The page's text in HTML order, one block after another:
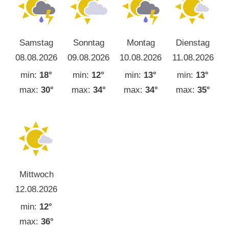
Samstag
08.08.2026
min: 18°
max: 30°
Sonntag
09.08.2026
min: 12°
max: 34°
Montag
10.08.2026
min: 13°
max: 34°
Dienstag
11.08.2026
min: 13°
max: 35°
Mittwoch
12.08.2026
min: 12°
max: 36°